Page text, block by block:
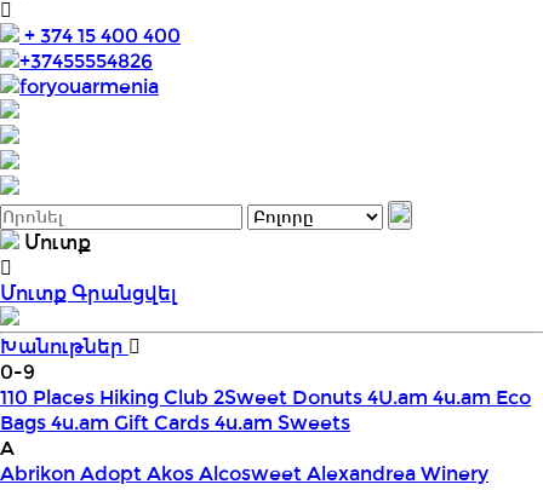
+ 374 15 400 400
+37455554826
foryouarmenia
Մուտք
ՄուտքԳրանցվել
Խանութներ
0-9
110 Places Hiking Club 2Sweet Donuts4U.am 4u.am Eco
Bags4u.am Gift Cards4u.am Sweets
A
AbrikonAdoptAkosAlcosweetAlexandrea Winery